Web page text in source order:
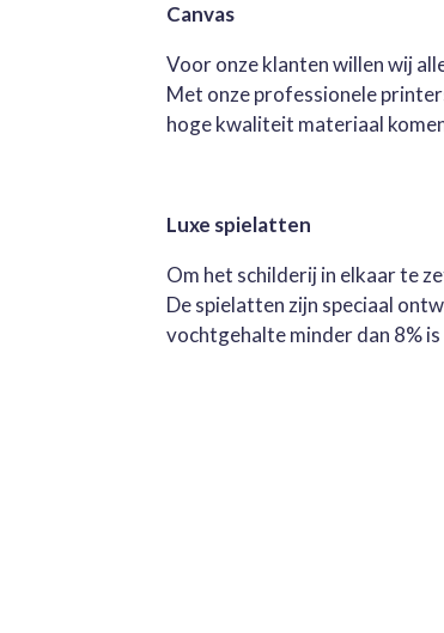
Canvas
Voor onze klanten willen wij
Met onze professionele
hoge kwaliteit materiaal
Luxe spielatten
Om het schilderij in elkaar te
De spielatten zijn speciaal
vochtgehalte minder dan 8%